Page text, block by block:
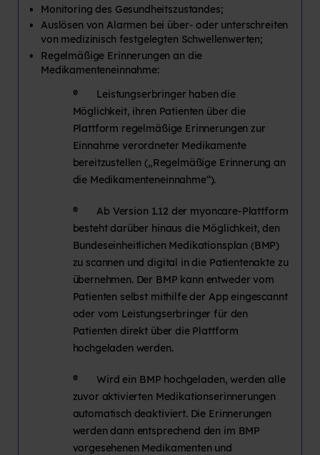
Monitoring des Gesundheitszustandes;
Auslösen von Alarmen bei über- oder unterschreiten
von medizinisch festgelegten Schwellenwerten;
Regelmäßige Erinnerungen an die
Medikamenteneinnahme:
® Leistungserbringer haben die
Möglichkeit, ihren Patienten über die
Plattform regelmäßige Erinnerungen zur
Einnahme verordneter Medikamente
bereitzustellen („Regelmäßige Erinnerung an
die Medikamenteneinnahme“).
® Ab Version 1.12 der myoncare-Plattform
besteht darüber hinaus die Möglichkeit, den
Bundeseinheitlichen Medikationsplan (BMP)
zu scannen und digital in die Patientenakte zu
übernehmen. Der BMP kann entweder vom
Patienten selbst mithilfe der App eingescannt
oder vom Leistungserbringer für den
Patienten direkt über die Plattform
hochgeladen werden.
® Wird ein BMP hochgeladen, werden alle
zuvor aktivierten Medikationserinnerungen
automatisch deaktiviert. Die Erinnerungen
werden dann entsprechend den im BMP
vorgesehenen Medikamenten und